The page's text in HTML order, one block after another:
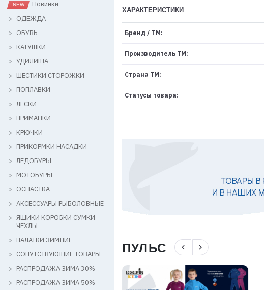
Новинки
ОДЕЖДА
ОБУВЬ
КАТУШКИ
УДИЛИЩА
ШЕСТИКИ СТОРОЖКИ
ПОПЛАВКИ
ЛЕСКИ
ПРИМАНКИ
КРЮЧКИ
ПРИКОРМКИ НАСАДКИ
ЛЕДОБУРЫ
МОТОБУРЫ
ОСНАСТКА
АКСЕССУАРЫ РЫБОЛОВНЫЕ
ЯЩИКИ КОРОБКИ СУМКИ
ЧЕХЛЫ
ПАЛАТКИ ЗИМНИЕ
СОПУТСТВУЮЩИЕ ТОВАРЫ
РАСПРОДАЖА ЗИМА 30%
РАСПРОДАЖА ЗИМА 50%
ХАРАКТЕРИСТИКИ
Бренд / ТМ:
Производитель ТМ:
Страна ТМ:
Статусы товара:
ПУЛЬС navigate_before navigate_next